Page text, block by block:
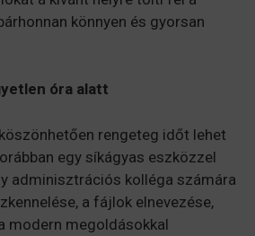
könnyen és gyorsan
óra alatt
rengeteg időt lehet
egy síkágyas eszközzel
adminisztrációs kolléga számára
a fájlok elnevezése,
modern megoldásokkal